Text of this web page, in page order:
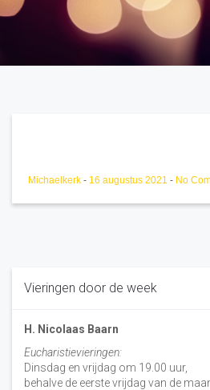
Michaelkerk - 16 augustus 2021 - No
Vieringen door de week
H. Nicolaas Baarn
Eucharistievieringen:
Dinsdag en vrijdag om 19.00 uur,
behalve de eerste vrijdag van de